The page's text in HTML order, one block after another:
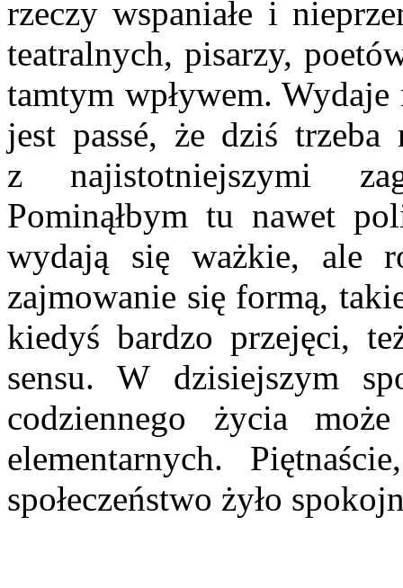
rzeczy wspaniałe i
teatral­nych, pisarzy,
tamtym wpływem.
jest passé, że dziś
z najistotniejszymi
Pominąłbym tu nawet
wydają się ważkie, ale
zajmowanie się formą,
kiedyś bardzo przejęci,
sensu. W dzisiejszym
codziennego życia
elementar­nych.
społeczeństwo żyło